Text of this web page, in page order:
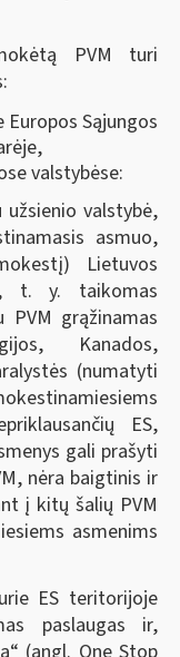
PVM turi
Sąjungos
valstybėse:
valstybė,
asmuo,
Lietuvos
t. y. taikomas
PVM grąžinamas
Kanados,
(numatyti
ES,
gali prašyti
nėra baigtinis ir
į kitų šalių PVM
asmenims
ES teritorijoje
paslaugas ir,
(angl. One Stop